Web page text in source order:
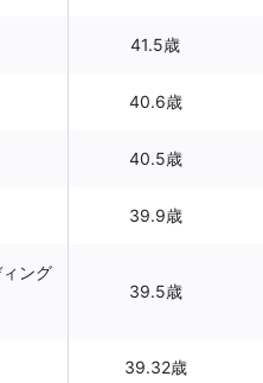
41.5歳
40.6歳
40.5歳
39.9歳
ング
39.5歳
39.32歳